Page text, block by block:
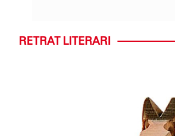
RETRAT LITERARI